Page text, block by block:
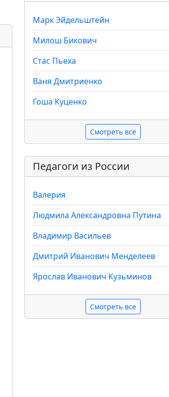
Марк Эйдельштейн
Милош Бикович
Стас Пьеха
Ваня Дмитриенко
Гоша Куценко
Смотреть все
Педагоги из России
Валерия
Людмила Александровна Путина
Владимир Васильев
Дмитрий Иванович Менделеев
Ярослав Иванович Кузьминов
Смотреть все